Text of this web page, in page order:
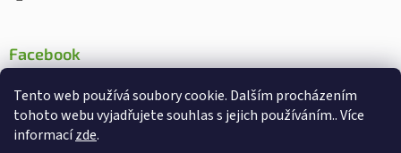
Tento web používá soubory cookie. Dalším procházením
tohoto webu vyjadřujete souhlas s jejich používáním.. Více
informacízde.
Facebook